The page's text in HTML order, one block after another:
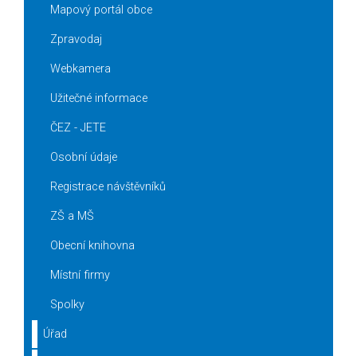
Mapový portál obce
Zpravodaj
Webkamera
Užitečné informace
ČEZ - JETE
Osobní údaje
Registrace návštěvníků
ZŠ a MŠ
Obecní knihovna
Místní firmy
Spolky
Úřad